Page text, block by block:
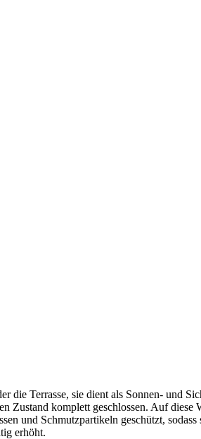
die Terrasse, sie dient als Sonnen- und
Zustand komplett geschlossen. Auf diese
und Schmutzpartikeln geschützt, sodass
erhöht.